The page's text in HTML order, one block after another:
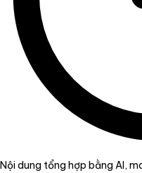
Nội dung tổng hợp bằng AI,